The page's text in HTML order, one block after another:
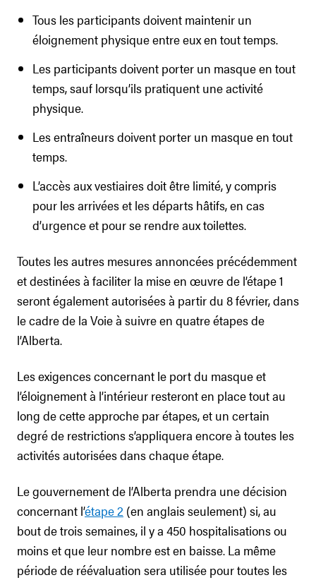
Tous les participants doivent maintenir un
éloignement physique entre eux en tout temps.
Les participants doivent porter un masque en tout
temps, sauf lorsqu’ils pratiquent une activité
physique.
Les entraîneurs doivent porter un masque en tout
temps.
L’accès aux vestiaires doit être limité, y compris
pour les arrivées et les départs hâtifs, en cas
d’urgence et pour se rendre aux toilettes.
Toutes les autres mesures annoncées précédemment
et destinées à faciliter la mise en œuvre de l’étape 1
seront également autorisées à partir du 8 février, dans
le cadre de la Voie à suivre en quatre étapes de
l’Alberta.
Les exigences concernant le port du masque et
l’éloignement à l’intérieur resteront en place tout au
long de cette approche par étapes, et un certain
degré de restrictions s’appliquera encore à toutes les
activités autorisées dans chaque étape.
Le gouvernement de l’Alberta prendra une décision
concernant l’étape 2 (en anglais seulement) si, au
bout de trois semaines, il y a 450 hospitalisations ou
moins et que leur nombre est en baisse. La même
période de réévaluation sera utilisée pour toutes les